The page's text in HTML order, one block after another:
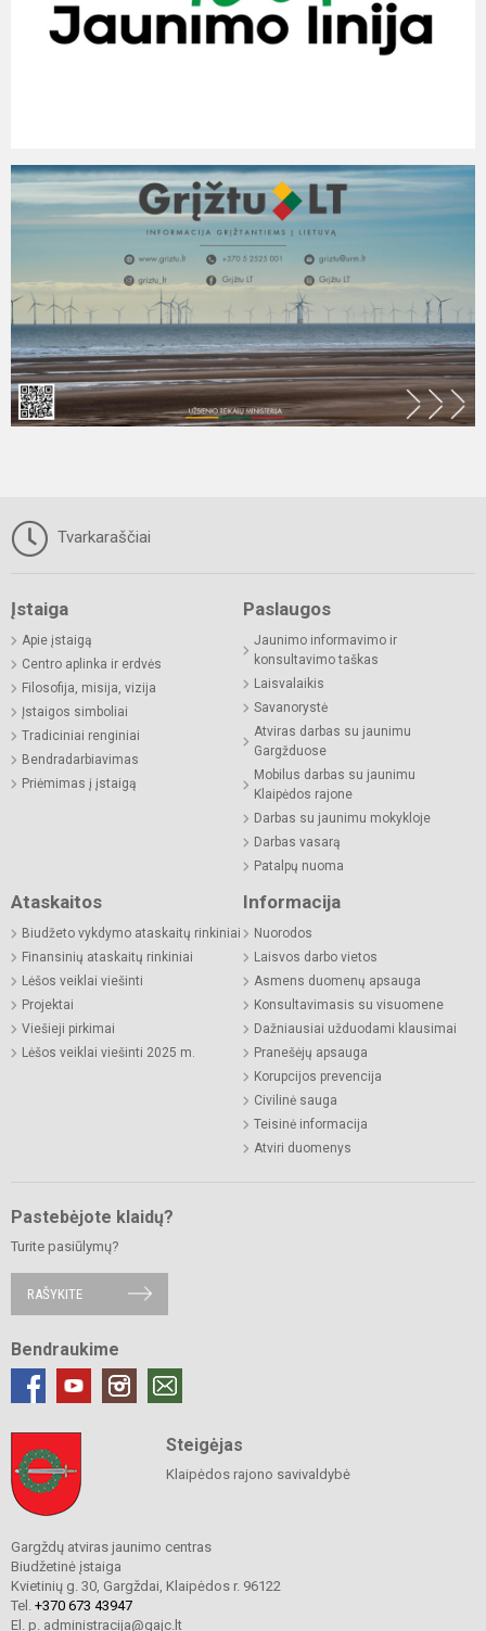
Tvarkaraščiai
Įstaiga
Apie įstaigą
Centro aplinka ir erdvės
Filosofija, misija, vizija
Įstaigos simboliai
Tradiciniai renginiai
Bendradarbiavimas
Priėmimas į įstaigą
Paslaugos
Jaunimo informavimo ir
konsultavimo taškas
Laisvalaikis
Savanorystė
Atviras darbas su jaunimu
Gargžduose
Mobilus darbas su jaunimu
Klaipėdos rajone
Darbas su jaunimu mokykloje
Darbas vasarą
Patalpų nuoma
Ataskaitos
Biudžeto vykdymo ataskaitų rinkiniai
Finansinių ataskaitų rinkiniai
Lėšos veiklai viešinti
Projektai
Viešieji pirkimai
Lėšos veiklai viešinti 2025 m.
Informacija
Nuorodos
Laisvos darbo vietos
Asmens duomenų apsauga
Konsultavimasis su visuomene
Dažniausiai užduodami klausimai
Pranešėjų apsauga
Korupcijos prevencija
Civilinė sauga
Teisinė informacija
Atviri duomenys
Pastebėjote klaidų?
Turite pasiūlymų?
RAŠYKITE
Bendraukime
Steigėjas
Klaipėdos rajono savivaldybė
Gargždų atviras jaunimo centras
Biudžetinė įstaiga
Kvietinių g. 30, Gargždai, Klaipėdos r. 96122
Tel. +370 673 43947
El. p. administracija@gajc.lt